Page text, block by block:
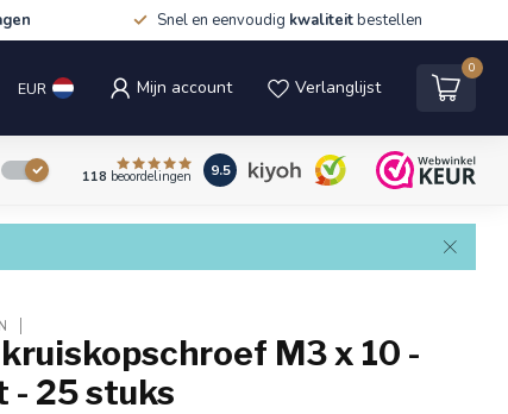
Snel en eenvoudig kwaliteitbestellen
EUR Mijn account Verlanglijst
0
118 beoordelingen 9.5
M3 x 10 -
- 25 stuks